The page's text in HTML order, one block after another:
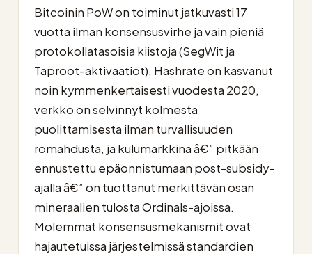
Bitcoinin PoW on toiminut jatkuvasti 17
vuotta ilman konsensusvirhe ja vain pieniä
protokollatasoisia kiistoja (SegWit ja
Taproot-aktivaatiot). Hashrate on kasvanut
noin kymmenkertaisesti vuodesta 2020,
verkko on selvinnyt kolmesta
puolittamisesta ilman turvallisuuden
romahdusta, ja kulumarkkina â€” pitkään
ennustettu epäonnistumaan post-subsidy-
ajalla â€” on tuottanut merkittävän osan
mineraalien tulosta Ordinals-ajoissa.
Molemmat konsensusmekanismit ovat
hajautetuissa järjestelmissä standardien